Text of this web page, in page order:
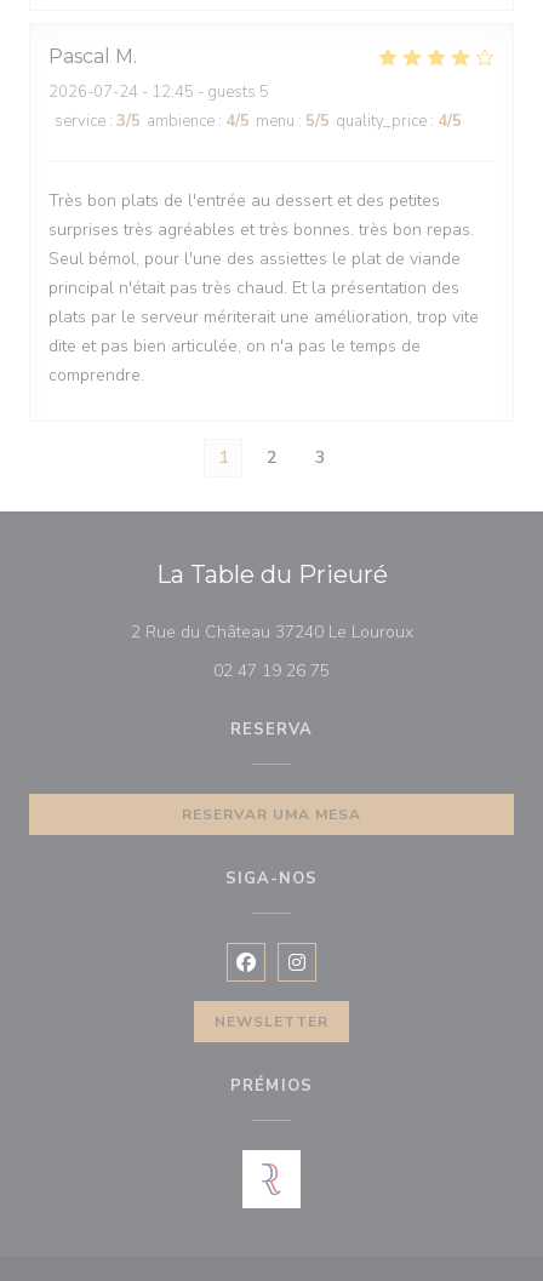
Pascal M
2026-07-24 - 12:45 - guests 5
service : 3/5 ambience : 4/5 menu : 5/5 quality_price : 4/5
Très bon plats de l'entrée au dessert et des petites
surprises très agréables et très bonnes. très bon repas.
Seul bémol, pour l'une des assiettes le plat de viande
principal n'était pas très chaud. Et la présentation des
plats par le serveur mériterait une amélioration, trop vite
dite et pas bien articulée, on n'a pas le temps de
comprendre.
1 2 3
La Table du Prieuré
2 Rue du Château 37240 Le Louroux((abre numa
02 47 19 26 75
RESERVA
RESERVAR UMA MESA
SIGA-NOS
Facebook ((abre numa nova janela))
Instagram ((abre numa nova
NEWSLETTER
PRÉMIOS